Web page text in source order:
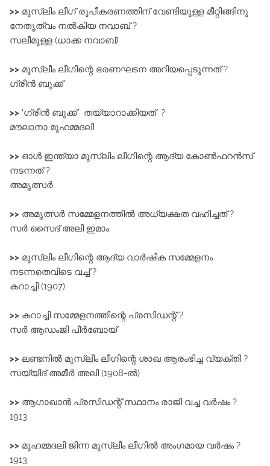
>> മുസ്ലിം ലീഗ് രൂപീകരണത്തിന് വേണ്ടിയുള്ള മീറ്റിങ്ങിനു
നേതൃത്വം നൽകിയ നവാബ് ?
സലീമുള്ള (ധാക്ക നവാബ്)
>> മുസ്ലീം ലീഗിന്റെ ഭരണഘടന അറിയപ്പെടുന്നത് ?
ഗ്രീൻ ബുക്ക്
>> 'ഗ്രീൻ ബുക്ക്' തയ്യാറാക്കിയത് ?
മൗലാനാ മുഹമ്മദലി
>> ഓൾ ഇന്ത്യാ മുസ്ലിം ലീഗിന്റെ ആദ്യ കോൺഫറൻസ്
നടന്നത് ?
അമൃത്സർ
>> അമൃത്സർ സമ്മേളനത്തിൽ അധ്യക്ഷത വഹിച്ചത് ?
സർ സൈദ് അലി ഇമാം
>> മുസ്ലിം ലീഗിന്റെ ആദ്യ വാർഷിക സമ്മേളനം
നടന്നതെവിടെ വച്ച് ?
കറാച്ചി (1907)
>> കറാച്ചി സമ്മേളനത്തിന്റെ പ്രസിഡന്റ് ?
സർ ആഡംജി പീർബോയ്
>> ലണ്ടനിൽ മുസ്ലീം ലീഗിന്റെ ശാഖ ആരംഭിച്ച വ്യക്തി ?
സയ്യിദ് അമീർ അലി (1908-ൽ)
>> ആഗാഖാൻ പ്രസിഡന്റ് സ്ഥാനം രാജി വച്ച വർഷം ?
1913
>> മുഹമ്മദലി ജിന്ന മുസ്ലീം ലീഗിൽ അംഗമായ വർഷം ?
1913